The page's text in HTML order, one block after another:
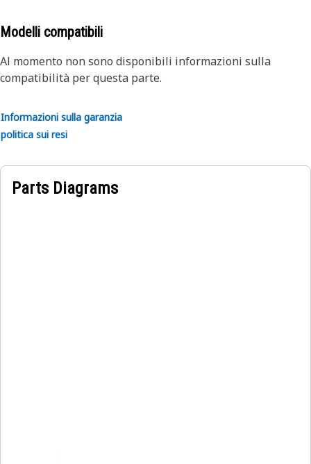
progettazione
Modelli compatibili
Al momento non sono disponibili informazioni sulla
compatibilità per questa parte.
Informazioni sulla garanzia
politica sui resi
Parts Diagrams